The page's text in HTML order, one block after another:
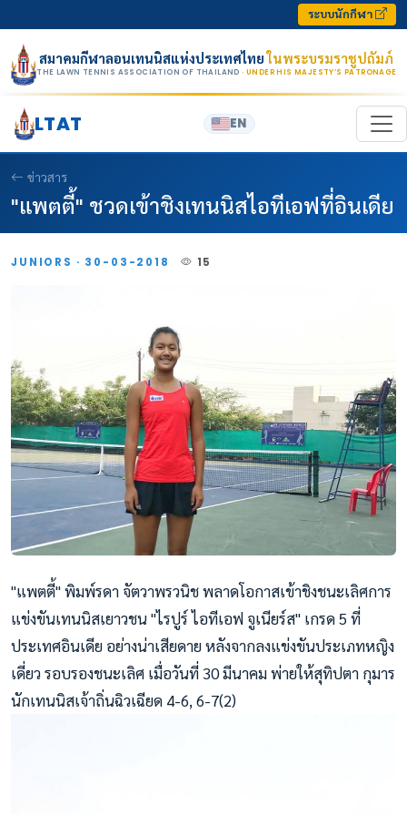
ระบบนักกีฬา
สมาคมกีฬาลอนเทนนิสแห่งประเทศไทยในพระบรมราชูปถัมภ์
THE LAWN TENNIS ASSOCIATION OF THAILAND · UNDER HIS MAJESTY’S PATRONAGE
LTAT EN
ข่าวสาร
"แพตตี้" ชวดเข้าชิงเทนนิสไอทีเอฟที่อินเดีย
JUNIORS · 30-03-2018 15
"แพตตี้" พิมพ์รดา จัตวาพรวนิช พลาดโอกาสเข้าชิงชนะเลิศการ
แข่งขันเทนนิสเยาวชน "ไรปูร์ ไอทีเอฟ จูเนียร์ส" เกรด 5 ที่
ประเทศอินเดีย อย่างน่าเสียดาย หลังจากลงแข่งขันประเภทหญิง
เดี่ยว รอบรองชนะเลิศ เมื่อวันที่ 30 มีนาคม พ่ายให้สุทิปตา กุมาร
นักเทนนิสเจ้าถิ่นฉิวเฉียด 4-6, 6-7(2)